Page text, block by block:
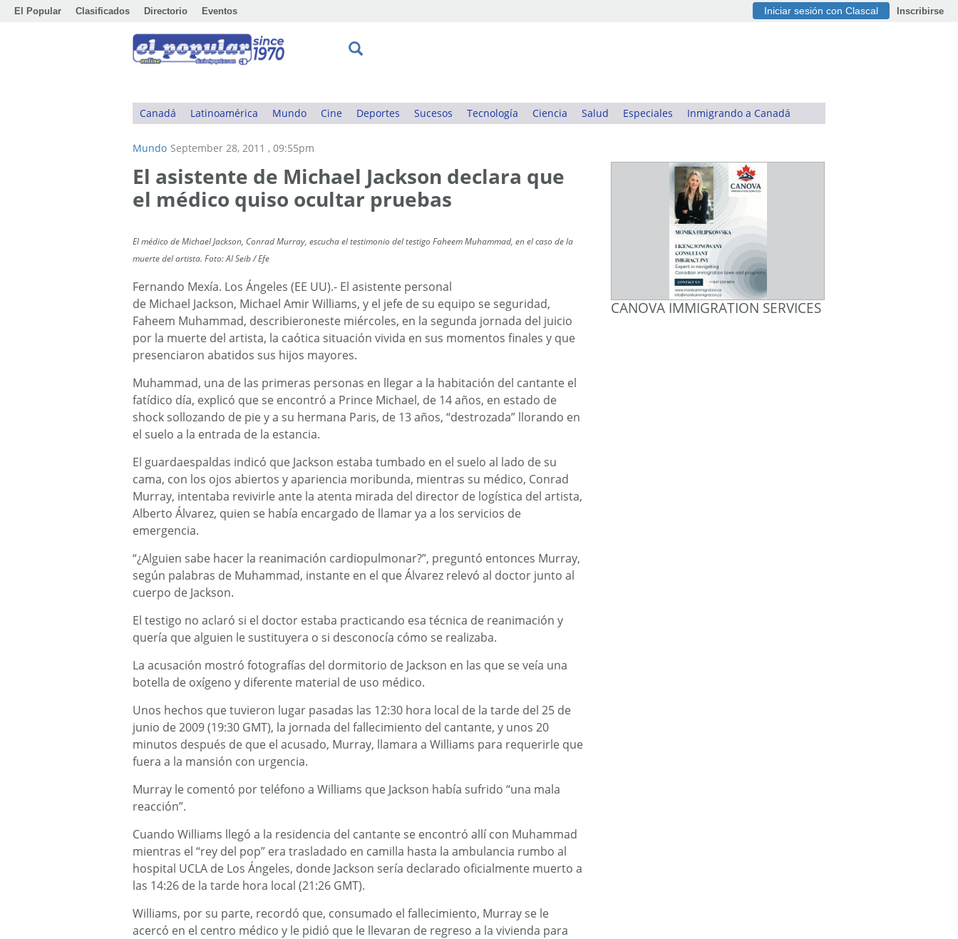
El Popular Clasificados Directorio Eventos Iniciar sesión con Clascal Inscribirse
Canadá Latinoamérica Mundo Cine Deportes Sucesos Tecnología Ciencia Salud Especiales Inmigrando a Canadá
Mundo September 28, 2011 , 09:55pm
El asistente de Michael Jackson declara que
el médico quiso ocultar pruebas
El médico de Michael Jackson, Conrad Murray, escucha el testimonio del testigo Faheem Muhammad, en el caso de la
muerte del artista. Foto: Al Seib / Efe
Fernando Mexía. Los Ángeles (EE UU).- El asistente personal
de Michael Jackson, Michael Amir Williams, y el jefe de su equipo se seguridad,
Faheem Muhammad, describieroneste miércoles, en la segunda jornada del juicio
por la muerte del artista, la caótica situación vivida en sus momentos finales y que
presenciaron abatidos sus hijos mayores.
Muhammad, una de las primeras personas en llegar a la habitación del cantante el
fatídico día, explicó que se encontró a Prince Michael, de 14 años, en estado de
shock sollozando de pie y a su hermana Paris, de 13 años, “destrozada” llorando en
el suelo a la entrada de la estancia.
El guardaespaldas indicó que Jackson estaba tumbado en el suelo al lado de su
cama, con los ojos abiertos y apariencia moribunda, mientras su médico, Conrad
Murray, intentaba revivirle ante la atenta mirada del director de logística del artista,
Alberto Álvarez, quien se había encargado de llamar ya a los servicios de
emergencia.
“¿Alguien sabe hacer la reanimación cardiopulmonar?”, preguntó entonces Murray,
según palabras de Muhammad, instante en el que Álvarez relevó al doctor junto al
cuerpo de Jackson.
El testigo no aclaró si el doctor estaba practicando esa técnica de reanimación y
quería que alguien le sustituyera o si desconocía cómo se realizaba.
La acusación mostró fotografías del dormitorio de Jackson en las que se veía una
botella de oxígeno y diferente material de uso médico.
Unos hechos que tuvieron lugar pasadas las 12:30 hora local de la tarde del 25 de
junio de 2009 (19:30 GMT), la jornada del fallecimiento del cantante, y unos 20
minutos después de que el acusado, Murray, llamara a Williams para requerirle que
fuera a la mansión con urgencia.
Murray le comentó por teléfono a Williams que Jackson había sufrido “una mala
reacción”.
Cuando Williams llegó a la residencia del cantante se encontró allí con Muhammad
mientras el “rey del pop” era trasladado en camilla hasta la ambulancia rumbo al
hospital UCLA de Los Ángeles, donde Jackson sería declarado oficialmente muerto a
las 14:26 de la tarde hora local (21:26 GMT).
Williams, por su parte, recordó que, consumado el fallecimiento, Murray se le
acercó en el centro médico y le pidió que le llevaran de regreso a la vivienda para
CANOVA IMMIGRATION SERVICES